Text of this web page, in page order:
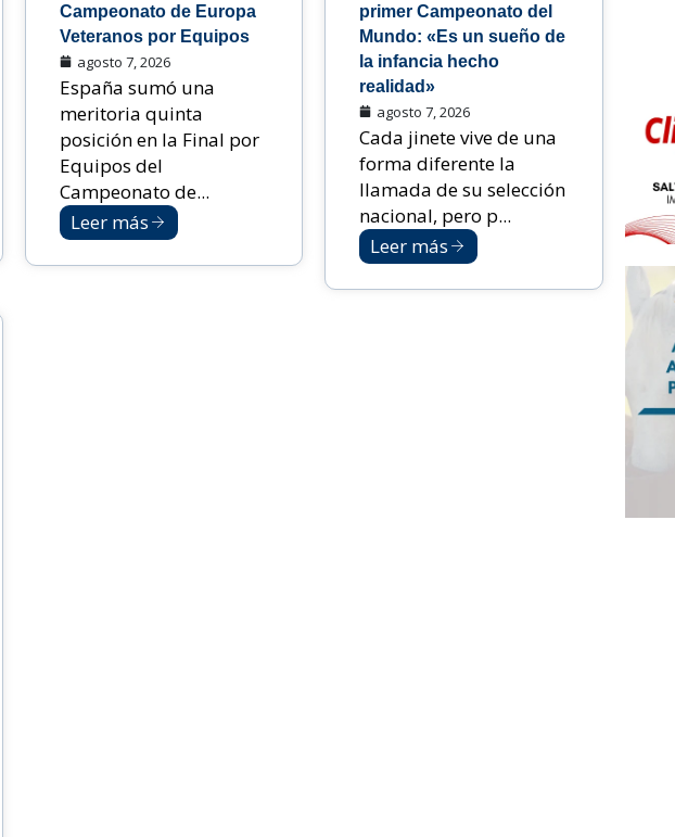
Campeonato de Europa
Veteranos por Equipos
agosto 7, 2026
España sumó una
meritoria quinta
posición en la Final por
Equipos del
Campeonato de...
Leer más
primer Campeonato del
Mundo: «Es un sueño de
la infancia hecho
realidad»
agosto 7, 2026
Cada jinete vive de una
forma diferente la
llamada de su selección
nacional, pero p...
Leer más